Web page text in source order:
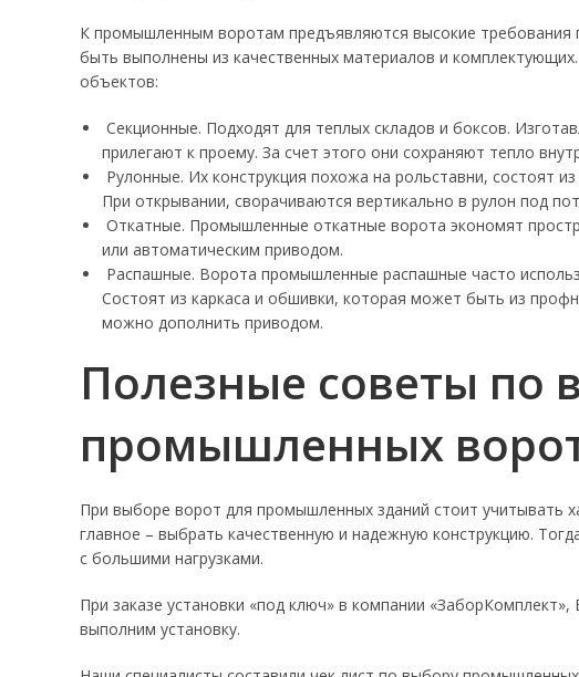
К промышленным воротам предъявляются высокие
быть выполнены из качественных материалов и
объектов:
Секционные. Подходят для теплых складов и боксов.
прилегают к проему. За счет этого они сохраняют тепло
Рулонные. Их конструкция похожа на рольставни, состоят
При открывании, сворачиваются вертикально в рулон под
Откатные. Промышленные откатные ворота экономят
или автоматическим приводом.
Распашные. Ворота промышленные распашные часто
Состоят из каркаса и обшивки, которая может быть из
можно дополнить приводом.
Полезные советы по
промышленных
При выборе ворот для промышленных зданий стоит учитывать
главное – выбрать качественную и надежную конструкцию.
с большими нагрузками.
При заказе установки «под ключ» в компании
выполним установку.